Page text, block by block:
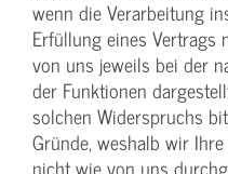
wenn die Verarbeitung
Erfüllung eines
von uns jeweils bei der
der Funktionen
solchen Widerspruchs
Gründe, weshalb wir
nicht wie von uns